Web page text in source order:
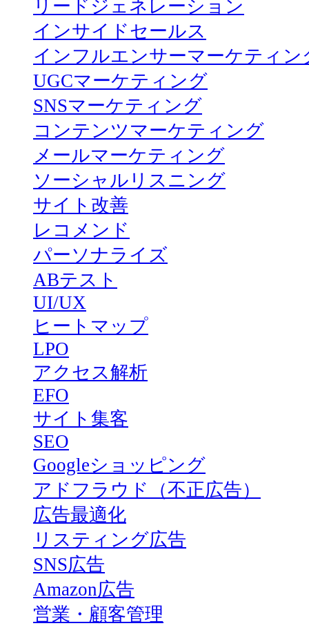
リードジェネレーション
インサイドセールス
インフルエンサーマーケティン
UGCマーケティング
SNSマーケティング
コンテンツマーケティング
メールマーケティング
ソーシャルリスニング
サイト改善
レコメンド
パーソナライズ
ABテスト
UI/UX
ヒートマップ
LPO
アクセス解析
EFO
サイト集客
SEO
Googleショッピング
アドフラウド（不正広告）
広告最適化
リスティング広告
SNS広告
Amazon広告
営業・顧客管理